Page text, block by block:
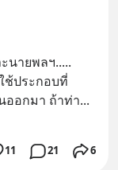
นายพลฯ.....
ประกอบที่
ออกมา ถ้าท่า...
11 21 6